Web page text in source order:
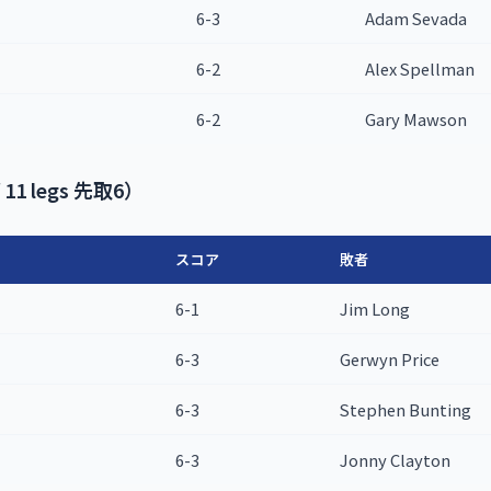
6-3 Adam Sevada
6-2 Alex Spellman
6-2 Gary Mawson
legs 先取6）
スコア 敗者
6-1 Jim Long
6-3 Gerwyn Price
6-3 Stephen Bunting
6-3 Jonny Clayton